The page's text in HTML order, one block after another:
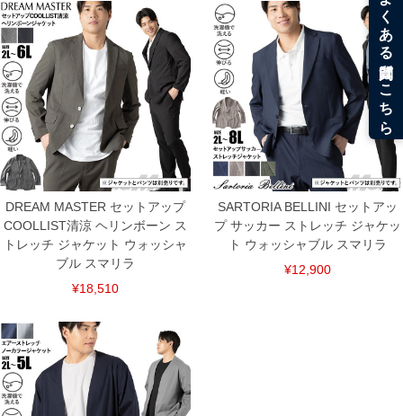
DREAM MASTER セットアップ
COOLLIST清涼 ヘリンボーン ス
トレッチ ジャケット ウォッシャ
ブル スマリラ
¥18,510
SARTORIA BELLINI セットアッ
プ サッカー ストレッチ ジャケッ
ト ウォッシャブル スマリラ
¥12,900